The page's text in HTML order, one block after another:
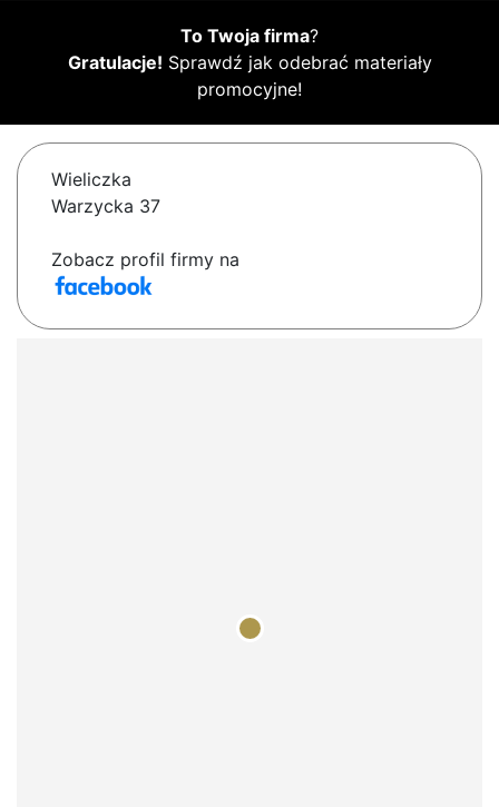
To Twoja firma?
Gratulacje! Sprawdź jak odebrać materiały
promocyjne!
Wieliczka
Warzycka 37
Zobacz profil firmy na